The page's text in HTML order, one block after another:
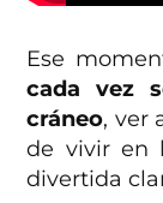
Ese
cada vez
cráneo, ver
de vivir en
divertida